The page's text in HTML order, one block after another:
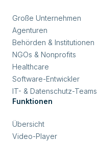
Große Unternehmen
Agenturen
Behörden & Institutionen
NGOs & Nonprofits
Healthcare
Software-Entwickler
IT- & Datenschutz-Teams
Funktionen
Übersicht
Video-Player